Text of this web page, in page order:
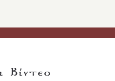
Βίντεο